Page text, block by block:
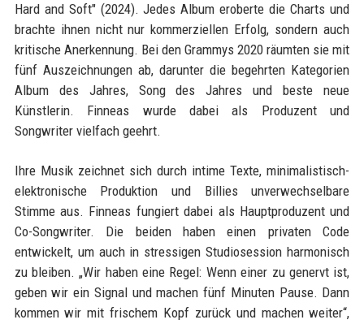
Hard and Soft" (2024). Jedes Album eroberte die Charts und
brachte ihnen nicht nur kommerziellen Erfolg, sondern auch
kritische Anerkennung. Bei den Grammys 2020 räumten sie mit
fünf Auszeichnungen ab, darunter die begehrten Kategorien
Album des Jahres, Song des Jahres und beste neue
Künstlerin. Finneas wurde dabei als Produzent und
Songwriter vielfach geehrt.
Ihre Musik zeichnet sich durch intime Texte, minimalistisch-
elektronische Produktion und Billies unverwechselbare
Stimme aus. Finneas fungiert dabei als Hauptproduzent und
Co-Songwriter. Die beiden haben einen privaten Code
entwickelt, um auch in stressigen Studiosession harmonisch
zu bleiben. „Wir haben eine Regel: Wenn einer zu genervt ist,
geben wir ein Signal und machen fünf Minuten Pause. Dann
kommen wir mit frischem Kopf zurück und machen weiter“,